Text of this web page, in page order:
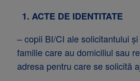
1. ACTE DE IDENTITATE
– copii BI/CI ale solicitantului
familie care au domiciliul sau
adresa pentru care se solicită